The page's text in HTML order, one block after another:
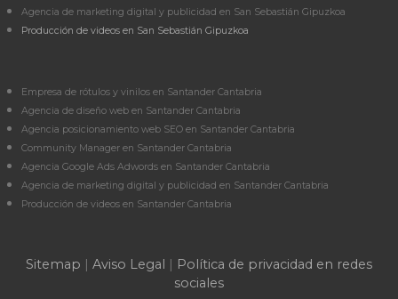
Agencia de marketing digital y publicidad en San Sebastián Gipuzkoa
Producción de videos en San Sebastián Gipuzkoa
Empresa de rótulos y vinilos en Santander Cantabria
Agencia de diseño web en Santander Cantabria
Agencia posicionamiento web SEO en Santander Cantabria
Community Manager en Santander Cantabria
Agencia Google Ads Adwords en Santander Cantabria
Agencia de marketing digital y publicidad en Santander Cantabria
Producción de videos en Santander Cantabria
Sitemap | Aviso Legal | Política de privacidad en redes
sociales